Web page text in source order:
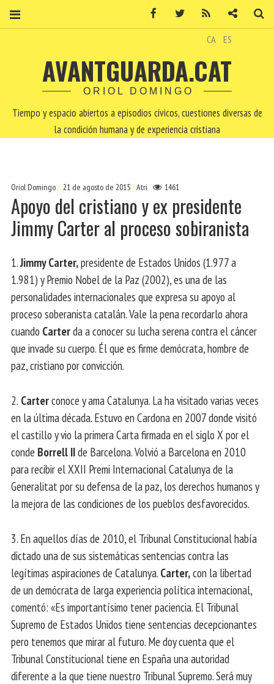
CA ES
AVANTGUARDA.CAT
ORIOL DOMINGO
Tiempo y espacio abiertos a episodios cívicos, cuestiones diversas de
la condición humana y de experiencia cristiana
Oriol Domingo 21 de agosto de 2015 Atri 1461
Apoyo del cristiano y ex presidente
Jimmy Carter al proceso sobiranista
1.Jimmy Carter,presidente de Estados Unidos (1.977 a
1.981) y Premio Nobel de la Paz (2002), es una de las
personalidades internacionales que expresa su apoyo al
proceso soberanista catalán. Vale la pena recordarlo ahora
cuando Carterda a conocer su lucha serena contra el cáncer
que invade su cuerpo. Él que es firme demócrata, hombre de
paz, cristiano por convicción.
2. Carterconoce y ama Catalunya. La ha visitado varias veces
en la última década. Estuvo en Cardona en 2007 donde visitó
el castillo y vio la primera Carta firmada en el siglo X por el
conde Borrell IIde Barcelona. Volvió a Barcelona en 2010
para recibir el XXII Premi Internacional Catalunya de la
Generalitat por su defensa de la paz, los derechos humanos y
la mejora de las condiciones de los pueblos desfavorecidos.
3. En aquellos días de 2010, el Tribunal Constitucional había
dictado una de sus sistemáticas sentencias contra las
legítimas aspiraciones de Catalunya. Carter,con la libertad
de un demócrata de larga experiencia política internacional,
comentó: «Es importantísimo tener paciencia. El Tribunal
Supremo de Estados Unidos tiene sentencias decepcionantes
pero tenemos que mirar al futuro. Me doy cuenta que el
Tribunal Constitucional tiene en España una autoridad
diferente a la que tiene nuestro Tribunal Supremo. Será muy
Facebook Twitter Contacto